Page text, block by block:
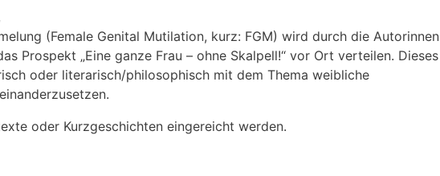
(Female Genital Mutilation, kurz: FGM) wird durch die Autorinnen
Prospekt „Eine ganze Frau – ohne Skalpell!“ vor Ort verteilen. Dieses
oder literarisch/philosophisch mit dem Thema weibliche
oder Kurzgeschichten eingereicht werden.